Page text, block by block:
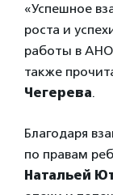
«Успешное
роста и
работы в
также
Чегерева.
Благодаря
по правам
Натальей